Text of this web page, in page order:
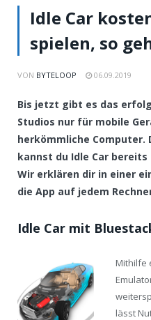
Idle Car
spielen, so
VON BYTELOOP 06.09.2019
Bis jetzt gibt es das
Studios nur für mobile
herkömmliche Computer.
kannst du Idle Car bereits
Wir erklären dir in einer
die App auf jedem
Idle Car mit
Mithilfe
lässt